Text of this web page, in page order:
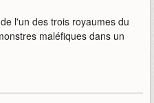
l'un des trois royaumes du
maléfiques dans un